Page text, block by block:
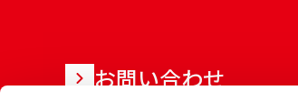
お問い合わせ